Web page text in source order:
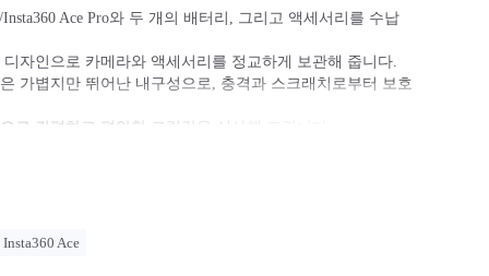
Insta360 Ace Pro와 두 개의 배터리, 그리고 액세서리를 수납
자인으로 카메라와 액세서리를 정교하게 보관해 줍니다.
가볍지만 뛰어난 내구성으로, 충격과 스크래치로부터 보호
로 간편하고 편안한 그립감을 선사해 드립니다.
Insta360 Ace